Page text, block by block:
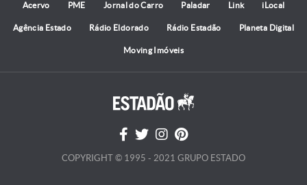
Acervo PME Jornal do Carro Paladar Link iLocal
Agência Estado Rádio Eldorado Rádio Estadão Planeta Digital
Moving Imóveis
COPYRIGHT © 1995 - 2021 GRUPO ESTADO